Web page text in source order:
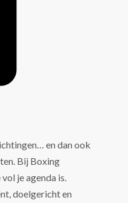
en dan ook
Bij Boxing
je agenda is.
doelgericht en